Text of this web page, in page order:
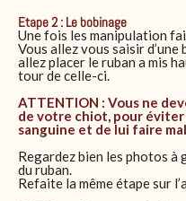
Etape 2 : Le bobinage
Une fois les manipulation
Vous allez vous saisir
allez placer le ruban a mis
tour de celle-ci.
ATTENTION : Vous ne
de votre chiot, pour
sanguine et de lui faire
Regardez bien les photos à
du ruban.
Refaite la même étape sur